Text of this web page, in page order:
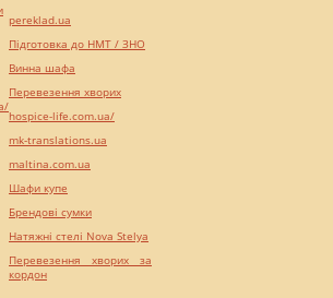
pereklad.ua
Підготовка до НМТ / ЗНО
Винна шафа
Перевезення хворих
hospice-life.com.ua/
mk-translations.ua
maltina.com.ua
Шафи купе
Брендові сумки
Натяжні стелі Nova Stelya
Перевезення хворих за
кордон